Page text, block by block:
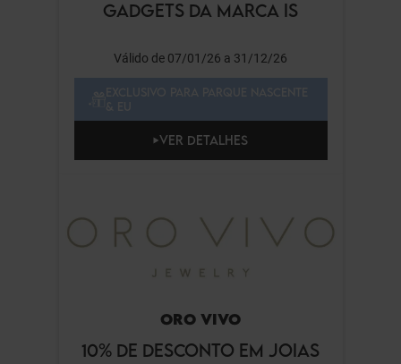
GADGETS DA MARCA IS
Válido de 07/01/26 a 31/12/26
VER DETALHES
ORO VIVO
10% DE DESCONTO EM JOIAS